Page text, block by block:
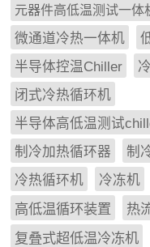
元器件高低温测试一体
微通道冷热一体机
半导体控温Chiller
闭式冷热循环机
半导体高低温测试
制冷加热循环器
制
冷热循环机
冷冻机
高低温循环装置
热
复叠式超低温冷冻机